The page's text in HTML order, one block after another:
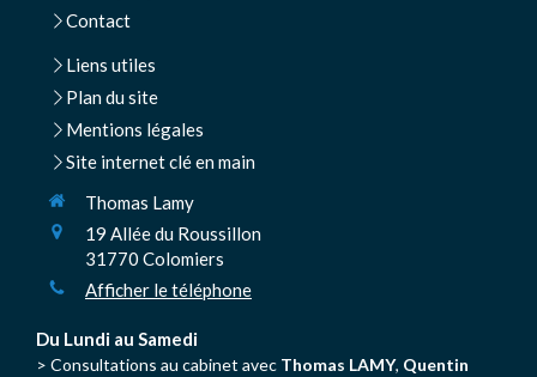
Contact
Liens utiles
Plan du site
Mentions légales
Site internet clé en main
Thomas Lamy
19 Allée du Roussillon
31770 Colomiers
Afficher le téléphone
Du Lundi au Samedi
> Consultations au cabinet avec Thomas LAMY, Quentin